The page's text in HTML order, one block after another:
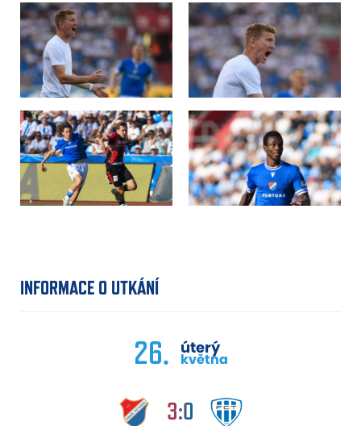
INFORMACE O UTKÁNÍ
26. úterý
května
3:0